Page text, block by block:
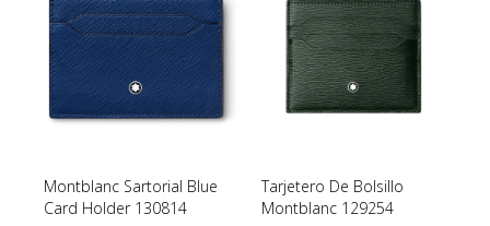
Montblanc Sartorial Blue
Card Holder 130814
Tarjetero De Bolsillo
Montblanc 129254